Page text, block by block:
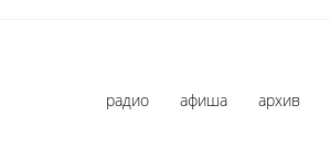
радио афиша архив